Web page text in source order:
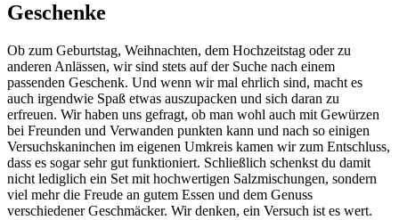
Geschenke
Ob zum Geburtstag, Weihnachten, dem Hochzeitstag oder zu
anderen Anlässen, wir sind stets auf der Suche nach einem
passenden Geschenk. Und wenn wir mal ehrlich sind, macht es
auch irgendwie Spaß etwas auszupacken und sich daran zu
erfreuen. Wir haben uns gefragt, ob man wohl auch mit Gewürzen
bei Freunden und Verwanden punkten kann und nach so einigen
Versuchskaninchen im eigenen Umkreis kamen wir zum Entschluss,
dass es sogar sehr gut funktioniert. Schließlich schenkst du damit
nicht lediglich ein Set mit hochwertigen Salzmischungen, sondern
viel mehr die Freude an gutem Essen und dem Genuss
verschiedener Geschmäcker. Wir denken, ein Versuch ist es wert.